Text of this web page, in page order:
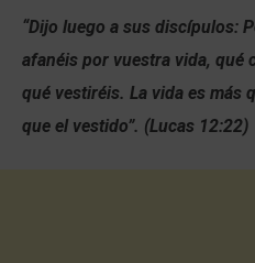
“Dijo luego a sus discípulos:
afanéis por vuestra vida, qué
qué vestiréis. La vida es más
que el vestido”. (Lucas 12:22)